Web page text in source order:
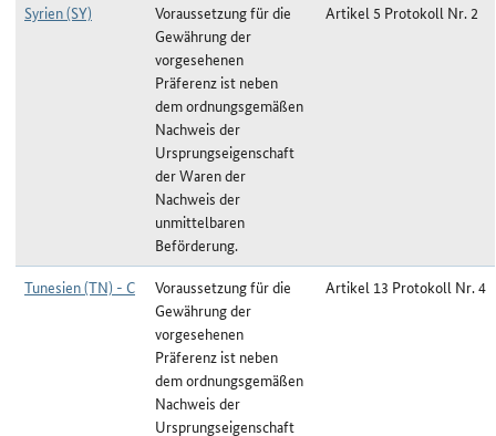
Syrien (SY)
Voraussetzung für die
Gewährung der
vorgesehenen
Präferenz ist neben
dem ordnungsgemäßen
Nachweis der
Ursprungseigenschaft
der Waren der
Nachweis der
unmittelbaren
Beförderung.
Artikel 5 Protokoll Nr. 2
Tunesien (TN) - C
Voraussetzung für die
Gewährung der
vorgesehenen
Präferenz ist neben
dem ordnungsgemäßen
Nachweis der
Ursprungseigenschaft
Artikel 13 Protokoll Nr. 4